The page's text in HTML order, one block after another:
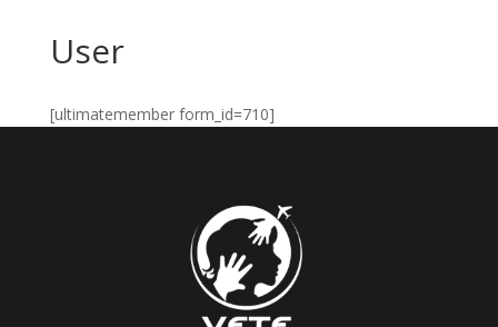
User
[ultimatemember form_id=710]